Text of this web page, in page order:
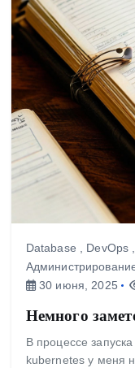
Database DevOps
30 июня, 2025
Немного
В процессе
kubernetes у меня